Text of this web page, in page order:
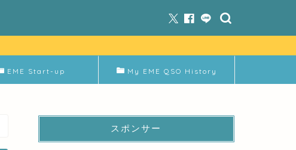
EME Start-up My EME QSO History
スポンサー